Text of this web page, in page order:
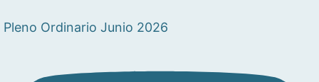
Pleno Ordinario Junio 2026